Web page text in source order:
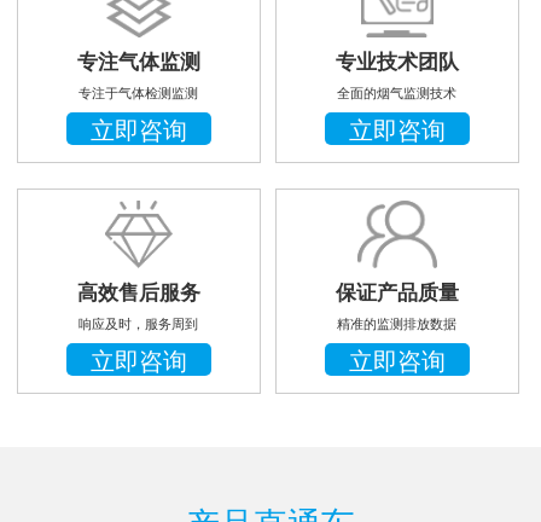
专注气体监测
专注于气体检测监测
立即咨询
专业技术团队
全面的烟气监测技术
立即咨询
高效售后服务
响应及时，服务周到
立即咨询
保证产品质量
精准的监测排放数据
立即咨询